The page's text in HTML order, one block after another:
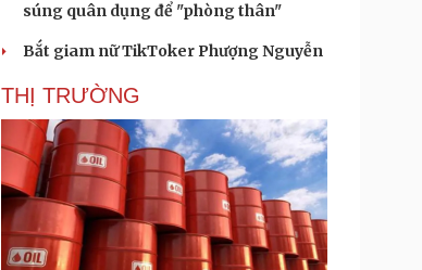
súng quân dụng để "phòng thân"
Bắt giam nữ TikToker Phượng Nguyễn
THỊ TRƯỜNG